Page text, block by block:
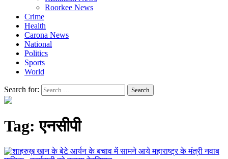
Roorkee News
Crime
Health
Carona News
National
Politics
Sports
World
Search for:
Tag:एनसीपी